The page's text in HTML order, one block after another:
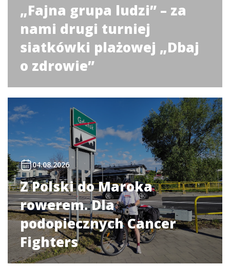
„Fajna grupa ludzi” – za
nami drugi turniej
siatkówki plażowej „Dbaj
o zdrowie”
04.08.2026
Z Polski do Maroka
rowerem. Dla
podopiecznych Cancer
Fighters